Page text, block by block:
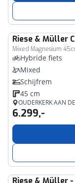
Riese & Müller
Mixed Magnesium
Hybride fiets
Mixed
Schijfrem
45 cm
OUDERKERK AAN
6.299,-
Riese & Müller -